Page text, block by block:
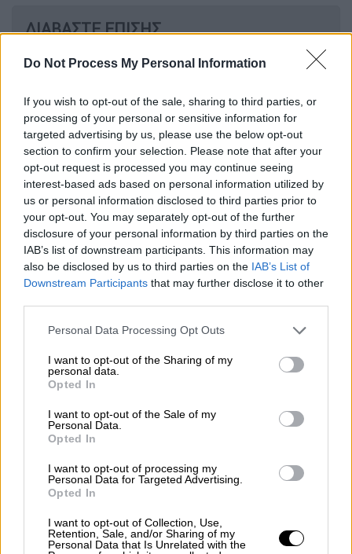
Do Not Process My Personal Information
If you wish to opt-out of the sale, sharing to third parties, or
processing of your personal or sensitive information for
targeted advertising by us, please use the below opt-out
section to confirm your selection. Please note that after your
opt-out request is processed you may continue seeing
interest-based ads based on personal information utilized by
us or personal information disclosed to third parties prior to
your opt-out. You may separately opt-out of the further
disclosure of your personal information by third parties on the
IAB’s list of downstream participants. This information may
also be disclosed by us to third parties on the IAB’s List of
Downstream Participants that may further disclose it to other
Please note that this website/app uses one or more Google
not limited to your visit or usage behaviour. You may click to
grant or deny consent to Google and its third-party tags to
use your data for below specified purposes in below Google
consent section.
Personal Data Processing Opt Outs
I want to opt-out of the Sharing of my
personal data.
Opted In
I want to opt-out of the Sale of my
Personal Data.
Opted In
I want to opt-out of processing my
Personal Data for Targeted Advertising.
Opted In
I want to opt-out of Collection, Use,
Retention, Sale, and/or Sharing of my
Personal Data that Is Unrelated with the
ΔΙΑΒΑΣΤΕ ΕΠΙΣΗΣ
Πολιτική|21.04.2026 09:36
αποκαλύψεις για τον ΟΠΕΚΕΠΕ
οδηγούν το Μαξίμου σε σύγκρουση με
την ΕΕ
Η κρίσιμη παρέμβασή της από του
Δελφούς
Η άφιξή της γίνεται σε μια περίοδο όπου
καταλογίζουν έως και πολιτικές
σκοπιμότητες για τον τρόπο που χειρίζεται
τις δικογραφίες για το σκάνδαλο του
των ασυλιών 13 βουλευτών της
που
είναι στις δικογραφίες για τον
Επιπλέον, η άφιξη Κοβέσι στην Ελλάδα
συμπίπτει και με τη συζήτηση που έχει
ξεκινήσει για την παράταση της απόσπασης
των τριών εντεταλμένων Ευρωπαίων
εισαγγελέων από το Ανώτατο Δικαστικό